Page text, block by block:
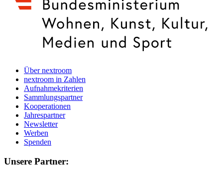
Über nextroom
nextroom in Zahlen
Aufnahmekriterien
Sammlungspartner
Kooperationen
Jahrespartner
Newsletter
Werben
Spenden
Unsere Partner: